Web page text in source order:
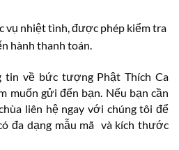
vụ nhiệt tình, được phép kiểm tra
hành thanh toán.
tin về bức tượng Phật Thích Ca
muốn gửi đến bạn. Nếu bạn cần
liên hệ ngay với chúng tôi để
đa dạng mẫu mã và kích thước